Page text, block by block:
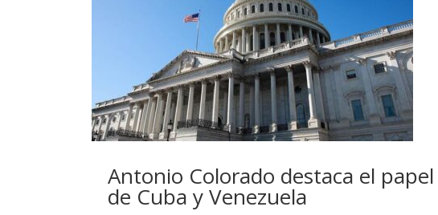
Antonio Colorado destaca el
de Cuba y Venezuela